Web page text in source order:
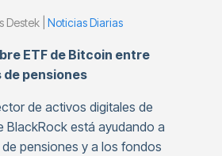
| Noticias Diarias
ETF de Bitcoin entre
de pensiones
de activos digitales de
BlackRock está ayudando a
pensiones y a los fondos